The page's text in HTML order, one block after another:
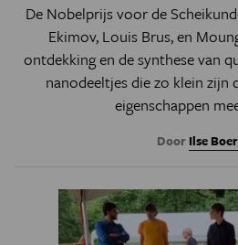
De Nobelprijs voor de
Ekimov, Louis Brus, en
ontdekking en de synthese van
nanodeeltjes die zo klein
eigenschappen
Door Ilse